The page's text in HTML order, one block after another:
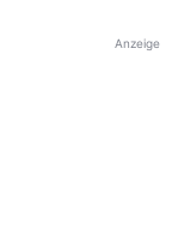
Anzeige